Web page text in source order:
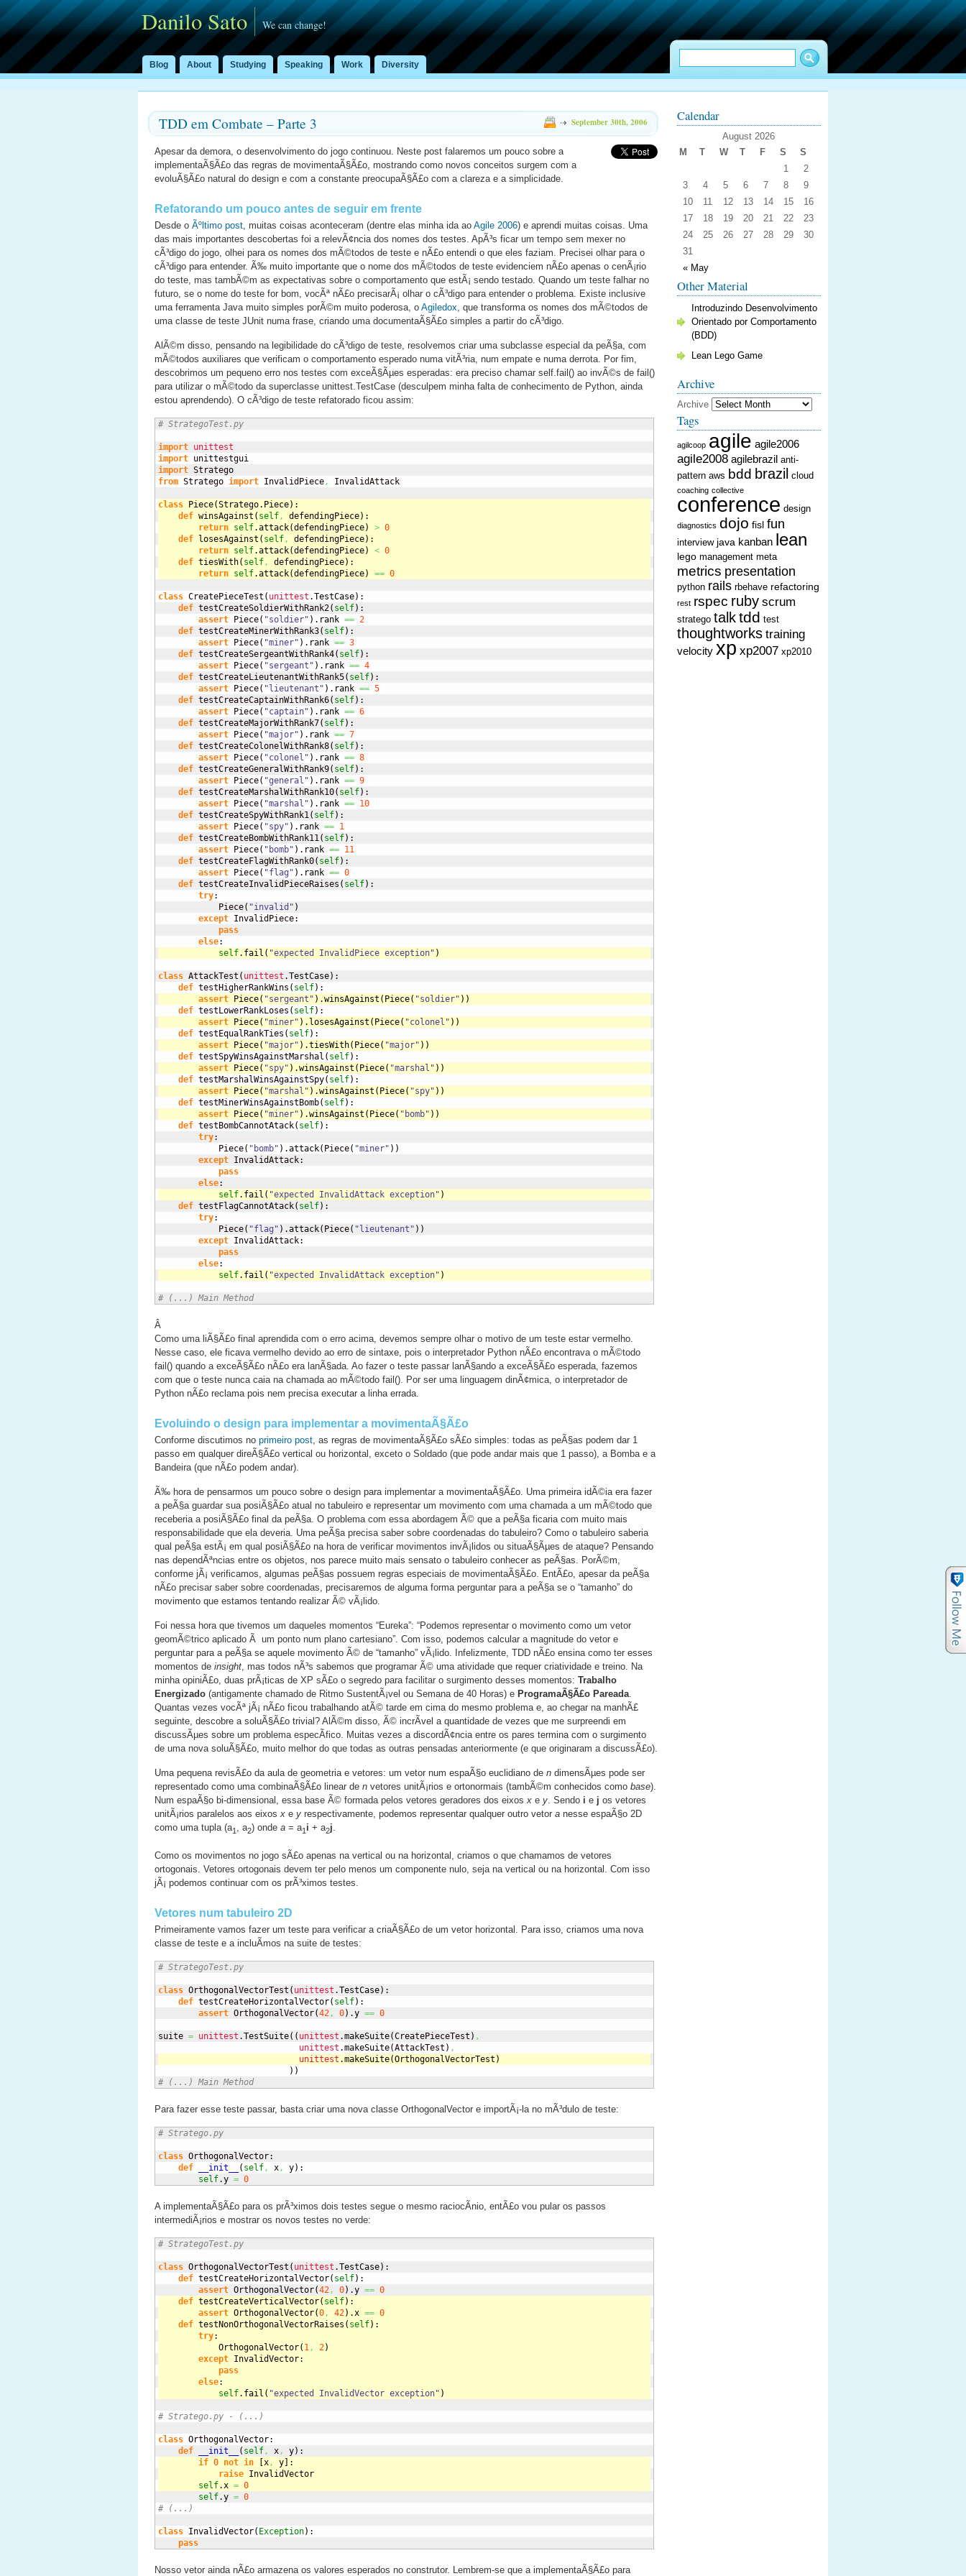
Danilo Sato We can change!
Blog About Studying Speaking Work Diversity
September 30th, 2006
TDD em Combate – Parte 3
Apesar da demora, o desenvolvimento do jogo continuou. Neste post falaremos um pouco sobre a
implementaÃ§Ã£o das regras de movimentaÃ§Ã£o, mostrando como novos conceitos surgem com a
evoluÃ§Ã£o natural do design e com a constante preocupaÃ§Ã£o com a clareza e a simplicidade.
Refatorando um pouco antes de seguir em frente
Desde o Ãºltimo post, muitas coisas aconteceram (dentre elas minha ida ao Agile 2006) e aprendi muitas coisas. Uma
das mais importantes descobertas foi a relevÃ¢ncia dos nomes dos testes. ApÃ³s ficar um tempo sem mexer no
cÃ³digo do jogo, olhei para os nomes dos mÃ©todos de teste e nÃ£o entendi o que eles faziam. Precisei olhar para o
cÃ³digo para entender. Ã‰ muito importante que o nome dos mÃ©todos de teste evidenciem nÃ£o apenas o cenÃ¡rio
do teste, mas tambÃ©m as expectativas sobre o comportamento que estÃ¡ sendo testado. Quando um teste falhar no
futuro, se o nome do teste for bom, vocÃª nÃ£o precisarÃ¡ olhar o cÃ³digo para entender o problema. Existe inclusive
uma ferramenta Java muito simples porÃ©m muito poderosa, o Agiledox, que transforma os nomes dos mÃ©todos de
uma classe de teste JUnit numa frase, criando uma documentaÃ§Ã£o simples a partir do cÃ³digo.
AlÃ©m disso, pensando na legibilidade do cÃ³digo de teste, resolvemos criar uma subclasse especial da peÃ§a, com
mÃ©todos auxiliares que verificam o comportamento esperado numa vitÃ³ria, num empate e numa derrota. Por fim,
descobrimos um pequeno erro nos testes com exceÃ§Ãµes esperadas: era preciso chamar self.fail() ao invÃ©s de fail()
para utilizar o mÃ©todo da superclasse unittest.TestCase (desculpem minha falta de conhecimento de Python, ainda
estou aprendendo). O cÃ³digo de teste refatorado ficou assim:
# StrategoTest.py
import unittest
import
import
from Stratego import InvalidPiece, InvalidAttack
class Piece(Stratego. Piece) :
def winsAgainst ( self, defendingPiece) :
return self.attack(defendingPiece) > 0
def losesAgainst ( self, defendingPiece) :
return self.attack(defendingPiece) < 0
def tiesWith( self, defendingPiece) :
return self.attack(defendingPiece) == 0
class CreatePieceTest ( unittest .TestCase) :
def testCreateSoldierWithRank2( self) :
assert Piece( "soldier" ) . rank == 2
def testCreateMinerWithRank3( self) :
assert Piece( "miner" ) . rank == 3
def testCreateSergeantWithRank4( self) :
assert Piece( "sergeant" ) . rank == 4
def testCreateLieutenantWithRank5( self) :
assert Piece( "lieutenant" ) . rank == 5
def testCreateCaptainWithRank6( self) :
assert Piece( "captain" ) . rank == 6
def testCreateMajorWithRank7( self) :
assert Piece( "major" ) . rank == 7
def testCreateColonelWithRank8( self) :
assert Piece( "colonel" ) . rank == 8
def testCreateGeneralWithRank9( self) :
assert Piece( "general" ) . rank == 9
def testCreateMarshalWithRank10( self) :
assert Piece( "marshal" ) . rank == 10
def testCreateSpyWithRank1( self) :
assert Piece( "spy" ) . rank == 1
def testCreateBombWithRank11( self) :
assert Piece( "bomb" ) . rank == 11
def testCreateFlagWithRank0( self) :
assert Piece( "flag" ) . rank == 0
def testCreateInvalidPieceRaises ( self) :
try:
            Piece
( "invalid" )
except InvalidPiece:
pass
else
self. fail ( "expected InvalidPiece exception" )
class AttackTest ( unittest .TestCase) :
def testHigherRankWins ( self)
assert Piece( "sergeant" ) .winsAgainst ( Piece( "soldier" ) )
def testLowerRankLoses ( self)
assert Piece( "miner" ) . losesAgainst ( Piece( "colonel" ) )
def testEqualRankTies ( self)
assert Piece( "major" ) .tiesWith( Piece( "major" ) )
def testSpyWinsAgainstMarshal ( self)
assert Piece( "spy" ) .winsAgainst ( Piece( "marshal" ) )
def testMarshalWinsAgainstSpy( self)
assert Piece( "marshal" ) .winsAgainst ( Piece( "spy" ) )
def testMinerWinsAgainstBomb( self)
assert Piece( "miner" ) .winsAgainst ( Piece( "bomb" ) )
def testBombCannotAtack( self) :
try:
            Piece
( "bomb" ) .attack( Piece( "miner" ) )
except InvalidAttack:
pass
else
self. fail ( "expected InvalidAttack exception" )
def testFlagCannotAtack( self) :
try:
            Piece
( "flag" ) .attack( Piece( "lieutenant" ) )
except InvalidAttack:
pass
else
self. fail ( "expected InvalidAttack exception" )
# (...) Main Method
Â
Como uma liÃ§Ã£o final aprendida com o erro acima, devemos sempre olhar o motivo de um teste estar vermelho.
Nesse caso, ele ficava vermelho devido ao erro de sintaxe, pois o interpretador Python nÃ£o encontrava o mÃ©todo
fail() quando a exceÃ§Ã£o nÃ£o era lanÃ§ada. Ao fazer o teste passar lanÃ§ando a exceÃ§Ã£o esperada, fazemos
com que o teste nunca caia na chamada ao mÃ©todo fail(). Por ser uma linguagem dinÃ¢mica, o interpretador de
Python nÃ£o reclama pois nem precisa executar a linha errada.
Evoluindo o design para implementar a movimentaÃ§Ã£o
Conforme discutimos no primeiro post, as regras de movimentaÃ§Ã£o sÃ£o simples: todas as peÃ§as podem dar 1
passo em qualquer direÃ§Ã£o vertical ou horizontal, exceto o Soldado (que pode andar mais que 1 passo), a Bomba e a
Bandeira (que nÃ£o podem andar).
Ã‰ hora de pensarmos um pouco sobre o design para implementar a movimentaÃ§Ã£o. Uma primeira idÃ©ia era fazer
a peÃ§a guardar sua posiÃ§Ã£o atual no tabuleiro e representar um movimento com uma chamada a um mÃ©todo que
receberia a posiÃ§Ã£o final da peÃ§a. O problema com essa abordagem Ã© que a peÃ§a ficaria com muito mais
responsabilidade que ela deveria. Uma peÃ§a precisa saber sobre coordenadas do tabuleiro? Como o tabuleiro saberia
qual peÃ§a estÃ¡ em qual posiÃ§Ã£o na hora de verificar movimentos invÃ¡lidos ou situaÃ§Ãµes de ataque? Pensando
nas dependÃªncias entre os objetos, nos parece muito mais sensato o tabuleiro conhecer as peÃ§as. PorÃ©m,
conforme jÃ¡ verificamos, algumas peÃ§as possuem regras especiais de movimentaÃ§Ã£o. EntÃ£o, apesar da peÃ§a
nÃ£o precisar saber sobre coordenadas, precisaremos de alguma forma perguntar para a peÃ§a se o “tamanho” do
movimento que estamos tentando realizar Ã© vÃ¡lido.
Foi nessa hora que tivemos um daqueles momentos “Eureka”: “Podemos representar o movimento como um vetor
geomÃ©trico aplicado Ã um ponto num plano cartesiano”. Com isso, podemos calcular a magnitude do vetor e
perguntar para a peÃ§a se aquele movimento Ã© de “tamanho” vÃ¡lido. Infelizmente, TDD nÃ£o ensina como ter esses
momentos de insight, mas todos nÃ³s sabemos que programar Ã© uma atividade que requer criatividade e treino. Na
minha opiniÃ£o, duas prÃ¡ticas de XP sÃ£o o segredo para facilitar o surgimento desses momentos: Trabalho
Energizado (antigamente chamado de Ritmo SustentÃ¡vel ou Semana de 40 Horas) e ProgramaÃ§Ã£o Pareada.
Quantas vezes vocÃª jÃ¡ nÃ£o ficou trabalhando atÃ© tarde em cima do mesmo problema e, ao chegar na manhÃ£
seguinte, descobre a soluÃ§Ã£o trivial? AlÃ©m disso, Ã© incrÃ­vel a quantidade de vezes que me surpreendi em
discussÃµes sobre um problema especÃ­fico. Muitas vezes a discordÃ¢ncia entre os pares termina com o surgimento
de uma nova soluÃ§Ã£o, muito melhor do que todas as outras pensadas anteriormente (e que originaram a discussÃ£o).
Uma pequena revisÃ£o da aula de geometria e vetores: um vetor num espaÃ§o euclidiano de n dimensÃµes pode ser
representado como uma combinaÃ§Ã£o linear de n vetores unitÃ¡rios e ortonormais (tambÃ©m conhecidos como base).
Num espaÃ§o bi-dimensional, essa base Ã© formada pelos vetores geradores dos eixosx e y. Sendo i e j os vetores
unitÃ¡rios paralelos aos eixosx e y respectivamente, podemos representar qualquer outro vetor a nesse espaÃ§o 2D
como uma tupla (a1 , a2) onde a = a1 i + a2j.
Como os movimentos no jogo sÃ£o apenas na vertical ou na horizontal, criamos o que chamamos de vetores
ortogonais. Vetores ortogonais devem ter pelo menos um componente nulo, seja na vertical ou na horizontal. Com isso
jÃ¡ podemos continuar com os prÃ³ximos testes.
Vetores num tabuleiro 2D
Primeiramente vamos fazer um teste para verificar a criaÃ§Ã£o de um vetor horizontal. Para isso, criamos uma nova
classe de teste e a incluÃ­mos na suite de testes:
# StrategoTest.py
class OrthogonalVectorTest ( unittest .TestCase) :
def testCreateHorizontalVector( self) :
assert OrthogonalVector(42 , 0) .y == 0
suite = unittest .TestSuite( ( unittest .makeSuite(CreatePieceTest ) ,
unittest .makeSuite(AttackTest ) ,
unittest .makeSuite(OrthogonalVectorTest )
) )
# (...) Main Method
Para fazer esse teste passar, basta criar uma nova classe OrthogonalVector e importÃ¡-la no mÃ³dulo de teste:
# Stratego.py
class OrthogonalVector:
def
__init__ ( self, x, y) :
self.y = 0
A implementaÃ§Ã£o para os prÃ³ximos dois testes segue o mesmo raciocÃ­nio, entÃ£o vou pular os passos
intermediÃ¡rios e mostrar os novos testes no verde:
# StrategoTest.py
class OrthogonalVectorTest ( unittest .TestCase) :
def testCreateHorizontalVector( self) :
assert OrthogonalVector(42, 0) .y == 0
def testCreateVerticalVector( self) :
assert OrthogonalVector(0, 42) .x == 0
def testNonOrthogonalVectorRaises ( self) :
try:
            OrthogonalVector
( 1, 2)
except InvalidVector:
pass
else:
self. fail ( "expected InvalidVector exception" )
# Stratego.py - (...)
class OrthogonalVector:
def
__init__ ( self, x, y)
if 0 not in x, y
:
raise InvalidVector
self.x = 0
self.y = 0
# (...)
class InvalidVector( Exception) :
pass
Nosso vetor ainda nÃ£o armazena os valores esperados no construtor. Lembrem-se que a implementaÃ§Ã£o para
Calendar
August 2026
M
T W T F S S
« May
1
2
3
4 5 6 7 8
9
10
11 12 13 14 15
16
17
18 19 20 21 22
23
24
25 26 27 28 29
30
31
Other Material
Introduzindo Desenvolvimento
Orientado por Comportamento
(BDD)
Lean Lego Game
Archive
Archive
Tags
agilcoop agile agile2006
agile2008 agilebrazil anti-
pattern aws bdd brazil cloud
coaching collective
conference design
diagnostics dojo fisl fun
interview java kanban lean
lego management meta
metrics presentation
python rails rbehave refactoring
rest rspec ruby scrum
stratego talktdd test
thoughtworks training
velocity xp xp2007 xp2010